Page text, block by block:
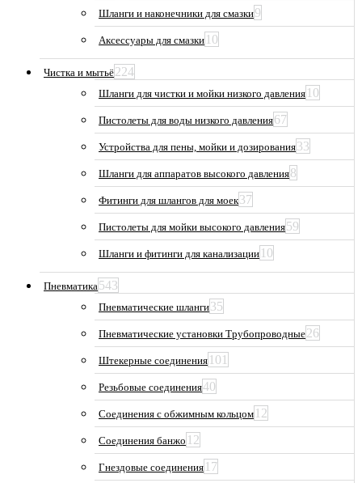
Шланги и наконечники для смазки9
Аксессуары для смазки 10
Чистка и мытьё224
Шланги для чистки и мойки низкого давления 10
Пистолеты для воды низкого давления67
Устройства для пены, мойки и дозирования33
Шланги для аппаратов высокого давления8
Фитинги для шлангов для моек37
Пистолеты для мойки высокого давления59
Шланги и фитинги для канализации 10
Пневматика543
Пневматические шланги35
Пневматические установки Трубопроводные26
Штекерные соединения 101
Резьбовые соединения40
Соединения с обжимным кольцом 12
Соединения банжо 12
Гнездовые соединения 17